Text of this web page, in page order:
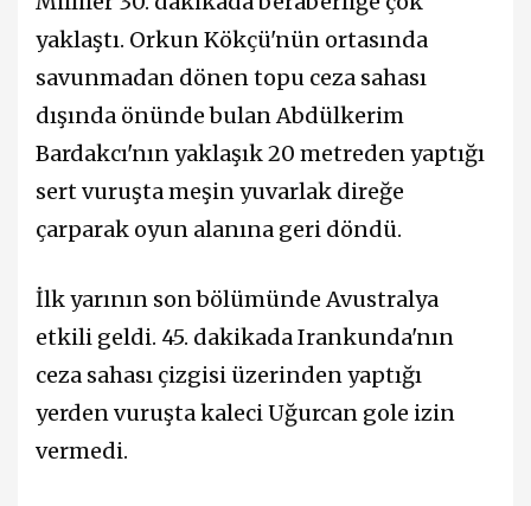
yaklaştı. Orkun Kökçü'nün ortasında
savunmadan dönen topu ceza sahası
dışında önünde bulan Abdülkerim
Bardakcı'nın yaklaşık 20 metreden yaptığı
sert vuruşta meşin yuvarlak direğe
çarparak oyun alanına geri döndü.
İlk yarının son bölümünde Avustralya
etkili geldi. 45. dakikada Irankunda'nın
ceza sahası çizgisi üzerinden yaptığı
yerden vuruşta kaleci Uğurcan gole izin
vermedi.